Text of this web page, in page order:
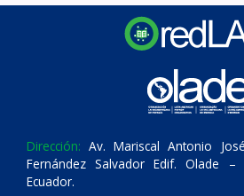
Dirección: Av. Mariscal Antonio
Fernández Salvador Edif. Olade
Ecuador.